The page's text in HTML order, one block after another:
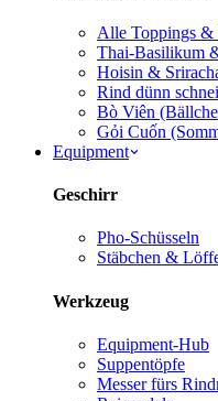
Alle Toppings &
Thai-Basilikum
Hoisin &
Rind dünn
Bò Viên
Gỏi Cuốn
Equipment
Geschirr
Pho-Schüsseln
Stäbchen &
Werkzeug
Equipment-Hub
Suppentöpfe
Messer fürs Rind